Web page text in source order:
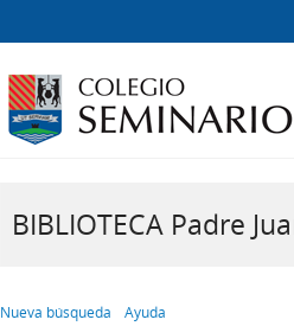
BIBLIOTECA Padre
Nueva búsqueda Ayuda